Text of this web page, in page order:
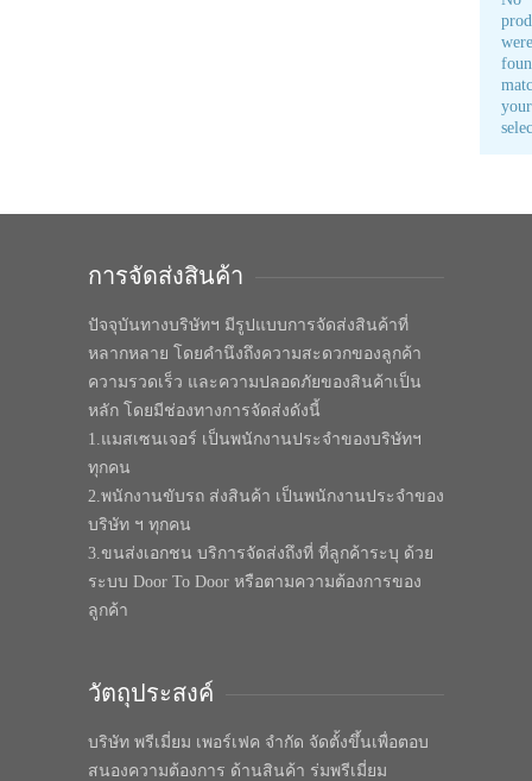
were
your
การจัดส่งสินค้า
ปัจจุบันทางบริษัทฯ มีรูปแบบการจัดส่งสินค้าที่
หลากหลาย โดยคำนึงถึงความสะดวกของลูกค้า
ความรวดเร็ว และความปลอดภัยของสินค้าเป็น
หลัก โดยมีช่องทางการจัดส่งดังนี้
1.แมสเซนเจอร์ เป็นพนักงานประจำของบริษัทฯ
ทุกคน
2.พนักงานขับรถ ส่งสินค้า เป็นพนักงานประจำของ
บริษัท ฯ ทุกคน
3.ขนส่งเอกชน บริการจัดส่งถึงที่ ที่ลูกค้าระบุ ด้วย
ระบบ Door To Door หรือตามความต้องการของ
ลูกค้า
วัตถุประสงค์
บริษัท พรีเมี่ยม เพอร์เฟค จำกัด จัดตั้งขึ้นเพื่อตอบ
สนองความต้องการ ด้านสินค้า ร่มพรีเมี่ยม